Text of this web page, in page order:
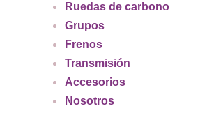
Ruedas de carbono
Grupos
Frenos
Transmisión
Accesorios
Nosotros